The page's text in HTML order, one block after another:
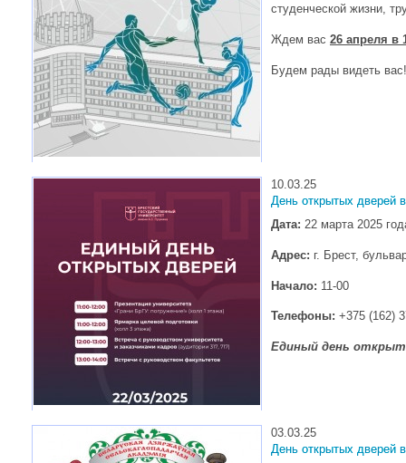
студенческой жизни,
Ждем вас 26 апреля в
Будем рады видеть вас!
10.03.25
День открытых дверей
Дата: 22 марта 2025
Адрес: г. Брест,
Начало: 11-00
Телефоны: +375 (162)
Единый день
03.03.25
День открытых дверей